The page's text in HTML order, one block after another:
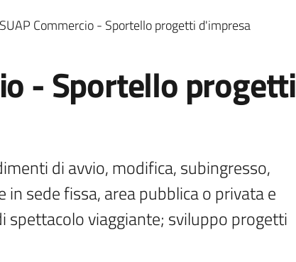
SUAP Commercio - Sportello progetti d'impresa
- Sportello progetti
di avvio, modifica, subingresso,
sede fissa, area pubblica o privata e
spettacolo viaggiante; sviluppo progetti